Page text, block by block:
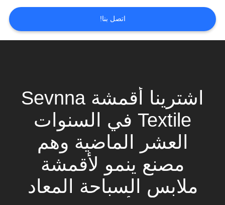
خريطة
الموقع
اتصل بنا!
اشترينا أقمشة Sevnna
Textile في السنوات
العشر الماضية وهم
مصنع ينمو لأقمشة
ملابس السباحة المعاد